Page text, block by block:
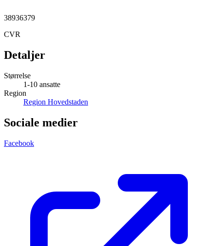
38936379
CVR
Detaljer
Størrelse
1-10 ansatte
Region
Region Hovedstaden
Sociale medier
Facebook